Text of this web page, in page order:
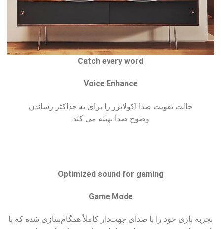
Catch every word
Voice Enhance
حالت تقویت صدا اکولایزر را برای به حداکثر رساندن
وضوح صدا بهینه می کند.
Optimized sound for gaming
Game Mode
تجربه بازی خود را با صدای جهت‌دار کاملاً همگام‌سازی شده که با